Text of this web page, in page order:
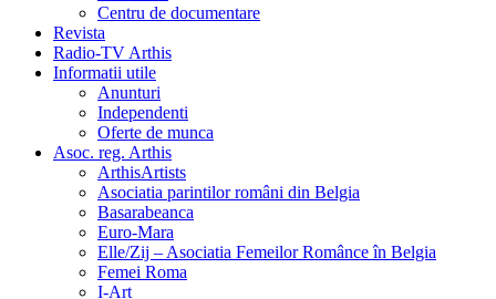
Centru de documentare
Revista
Radio-TV Arthis
Informatii utile
Anunturi
Independenti
Oferte de munca
Asoc. reg. Arthis
ArthisArtists
Asociatia parintilor români din Belgia
Basarabeanca
Euro-Mara
Elle/Zij – Asociatia Femeilor Românce în Belgia
Femei Roma
I-Art